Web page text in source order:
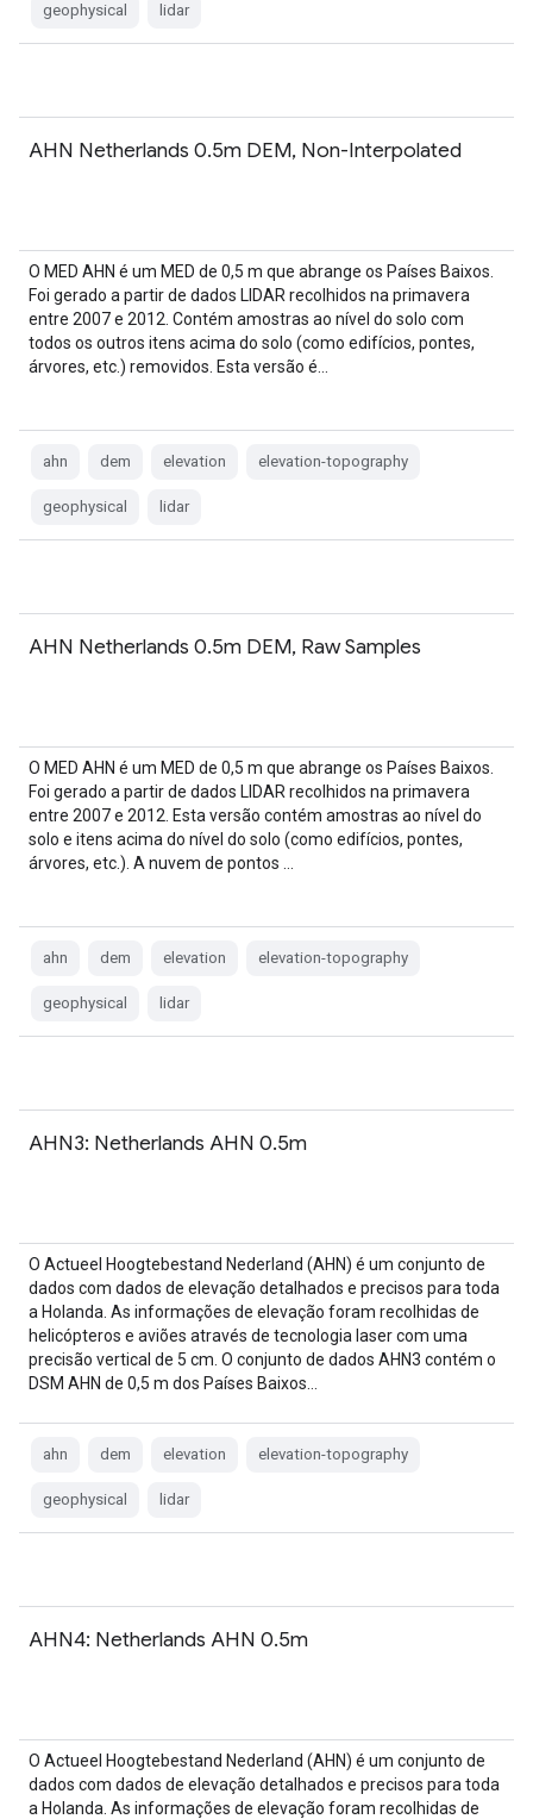
geophysical lidar
AHN Netherlands 0.5m DEM, Non-Interpolated
O MED AHN é um MED de 0,5 m que abrange os Países Baixos.
Foi gerado a partir de dados LIDAR recolhidos na primavera
entre 2007 e 2012. Contém amostras ao nível do solo com
todos os outros itens acima do solo (como edifícios, pontes,
árvores, etc.) removidos. Esta versão é…
ahn dem elevation elevation-topography
geophysical lidar
AHN Netherlands 0.5m DEM, Raw Samples
O MED AHN é um MED de 0,5 m que abrange os Países Baixos.
Foi gerado a partir de dados LIDAR recolhidos na primavera
entre 2007 e 2012. Esta versão contém amostras ao nível do
solo e itens acima do nível do solo (como edifícios, pontes,
árvores, etc.). A nuvem de pontos …
ahn dem elevation elevation-topography
geophysical lidar
AHN3: Netherlands AHN 0.5m
O Actueel Hoogtebestand Nederland (AHN) é um conjunto de
dados com dados de elevação detalhados e precisos para toda
a Holanda. As informações de elevação foram recolhidas de
helicópteros e aviões através de tecnologia laser com uma
precisão vertical de 5 cm. O conjunto de dados AHN3 contém o
DSM AHN de 0,5 m dos Países Baixos…
ahn dem elevation elevation-topography
geophysical lidar
AHN4: Netherlands AHN 0.5m
O Actueel Hoogtebestand Nederland (AHN) é um conjunto de
dados com dados de elevação detalhados e precisos para toda
a Holanda. As informações de elevação foram recolhidas de